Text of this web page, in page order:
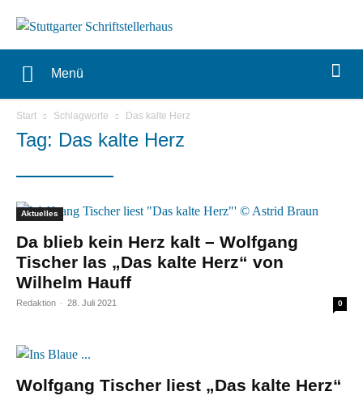
Menü
Start Schlagworte Das kalte Herz
Tag: Das kalte Herz
Aktuelles
Da blieb kein Herz kalt – Wolfgang
Tischer las „Das kalte Herz“ von
Wilhelm Hauff
Redaktion - 28. Juli 2021 0
Wolfgang Tischer liest „Das kalte Herz“